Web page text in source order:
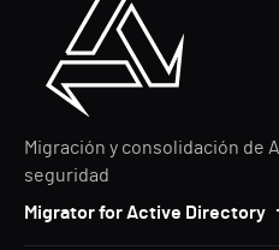
Migración y consolidación de
seguridad
Migrator for Active Directory